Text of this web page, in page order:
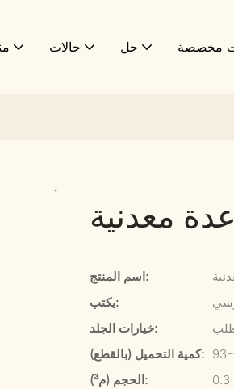
حالات حل مخصصة
معدنية
اسم المنتج:
يكتب:
خيارات الجلد:
كمية التحميل (بالقطع):
الحجم (م³):
0.3